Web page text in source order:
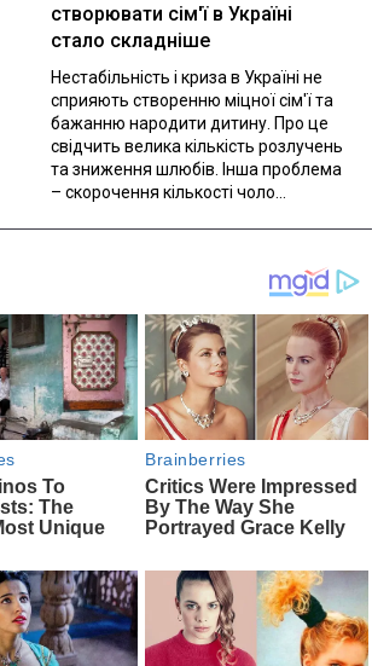
створювати сім'ї в Україні
стало складніше
Нестабільність і криза в Україні не
сприяють створенню міцної сім'ї та
бажанню народити дитину. Про це
свідчить велика кількість розлучень
та зниження шлюбів. Інша проблема
– скорочення кількості чоло...